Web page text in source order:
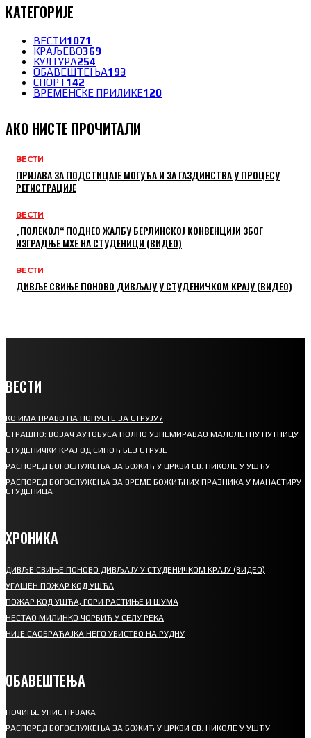
КАТЕГОРИЈЕ
ВЕСТИ1071
КРАЉЕВО369
КУЛТУРА254
ОБАВЕШТЕЊА193
СПОРТ142
ВРЕМЕНСКЕ ПРИЛИКЕ120
АКО НИСТЕ ПРОЧИТАЛИ
ВЕСТИ
ПРИЈАВА ЗА ПОДСТИЦАЈЕ МОГУЋА И ЗА ГАЗДИНСТВА У ПРОЦЕСУ
РЕГИСТРАЦИЈЕ
ВЕСТИ
„ПОЛЕКОЛ“ ПОДНЕО ЖАЛБУ БЕРЛИНСКОЈ КОНВЕНЦИЈИ ЗБОГ
ИЗГРАДЊЕ МХЕ НА СТУДЕНИЦИ (ВИДЕО)
ВЕСТИ
ДИВЉЕ СВИЊЕ ПОНОВО ДИВЉАЈУ У СТУДЕНИЧКОМ КРАЈУ (ВИДЕО)
ВЕСТИ
КО ИМА ПРАВО НА ПОПУСТЕ ЗА СТРУЈУ?
СТРАШНО: ВОЗАЧ АУТОБУСА ПОЛНО УЗНЕМИРАВАО МАЛОЛЕТНУ ПУТНИЦУ
СТУДЕНИЧКИ КРАЈ ОД СИНОЋ БЕЗ СТРУЈЕ
РАСПОРЕД БОГОСЛУЖЕЊА ЗА БОЖИЋ У ЦРКВИ СВ. НИКОЛЕ У УШЋУ
РАСПОРЕД БОГОСЛУЖЕЊА ЗА ВРЕМЕ БОЖИЋНИХ ПРАЗНИКА У МАНАСТИРУ
СТУДЕНИЦА
ХРОНИКА
ДИВЉЕ СВИЊЕ ПОНОВО ДИВЉАЈУ У СТУДЕНИЧКОМ КРАЈУ (ВИДЕО)
УГАШЕН ПОЖАР КОД УШЋА
ПОЖАР КОД УШЋА, ГОРИ РАСТИЊЕ И ШУМА
НЕСТАО МИЛИНКО ЧОРБИЋ У СЕЛУ РЕКА
НИЈЕ САОБРАЋАЈКА НЕГО УБИСТВО НА РУДНУ
ОБАВЕШТЕЊА
ПОЧИЊЕ УПИС ПРВАКА
РАСПОРЕД БОГОСЛУЖЕЊА ЗА БОЖИЋ У ЦРКВИ СВ. НИКОЛЕ У УШЋУ